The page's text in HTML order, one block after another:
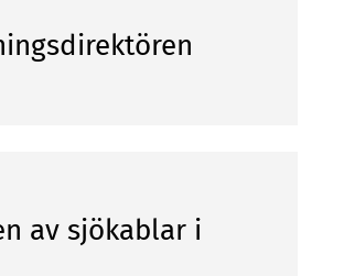
av sjökablar i